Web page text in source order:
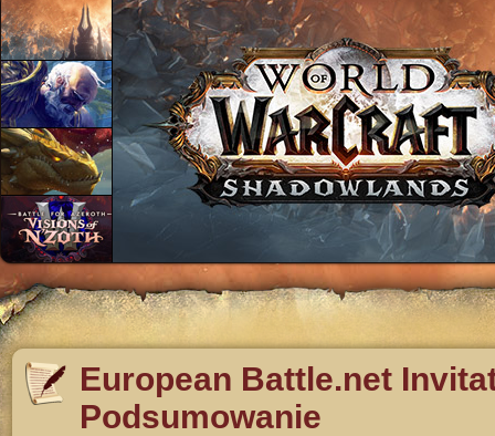
European Battle.net
Podsumowanie